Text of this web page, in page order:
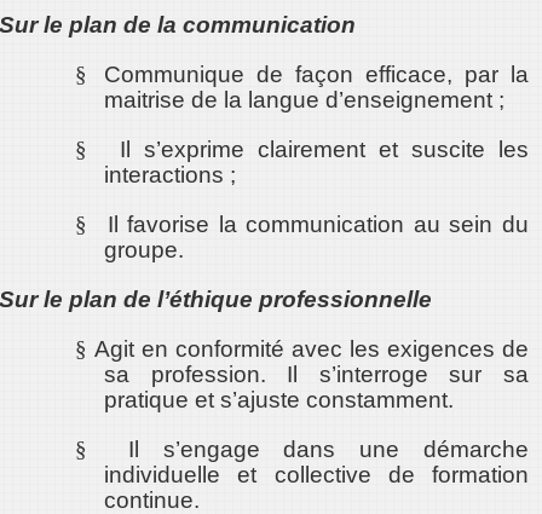
Sur le plan de la communication
§
Communique de façon efficace, par la
maitrise de la langue d’enseignement ;
§
Il s’exprime clairement et suscite les
interactions ;
§
Il favorise la communication au sein du
groupe.
Sur le plan de l’éthique professionnelle
§ Agit en conformité avec les exigences de
sa profession. Il s’interroge sur sa
pratique et s’ajuste constamment.
§
Il s’engage dans une démarche
individuelle et collective de formation
continue.